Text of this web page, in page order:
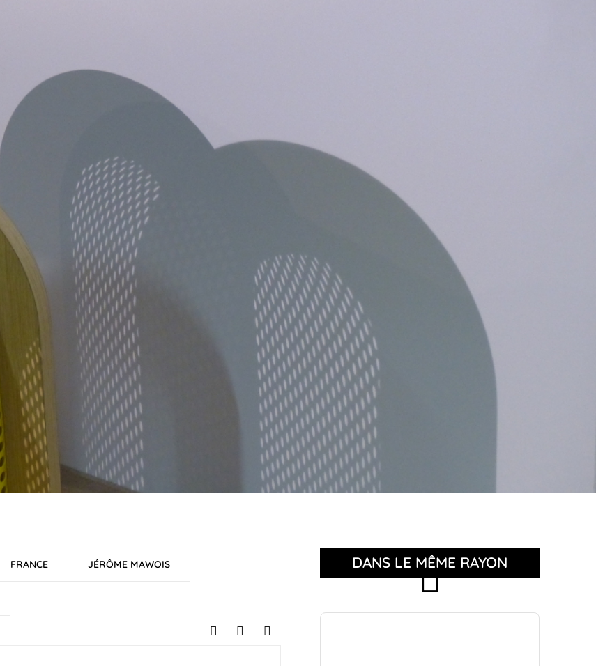
FRANCE JÉRÔME MAWOIS DANS LE MÊME RAYON